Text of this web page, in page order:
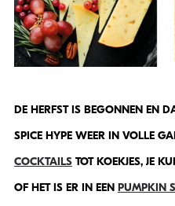
DE HERFST IS BEGONNEN EN
SPICE HYPE WEER IN VOLLE
COCKTAILSTOT KOEKJES, JE
OF HET IS ER IN EEN PUMPKIN